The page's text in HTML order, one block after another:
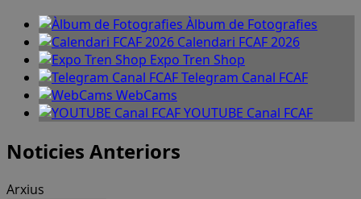
Àlbum de Fotografies
Calendari FCAF 2026
Expo Tren Shop
Telegram Canal FCAF
WebCams
YOUTUBE Canal FCAF
Noticies Anteriors
Arxius